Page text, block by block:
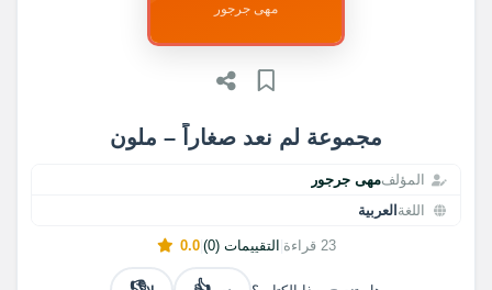
مجموعة لم نعد صغاراً – ملون
المؤلفمهى جرجور
اللغة العربية
23 قراءة التقييمات (0) |
0.0
مهى جرجور